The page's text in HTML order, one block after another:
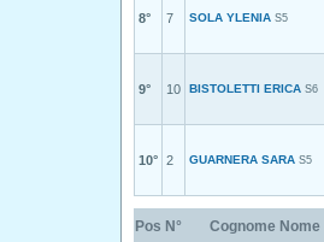
8° 7 SOLA YLENIA S5
9° 10 BISTOLETTI ERICA S6
10° 2 GUARNERA SARA S5
Pos N° Cognome Nome